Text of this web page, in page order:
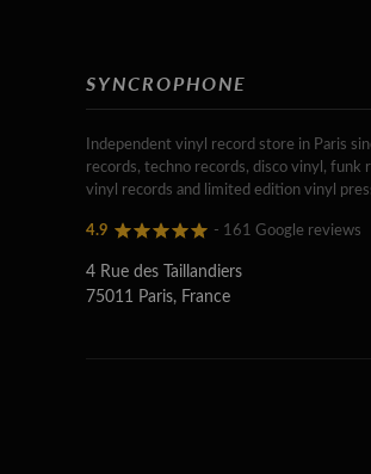
SYNCROPHONE
Independent vinyl record store in Paris
records, techno records, disco vinyl, funk
vinyl records and limited edition vinyl
4.9 - 161 Google reviews
4 Rue des Taillandiers
75011 Paris, France